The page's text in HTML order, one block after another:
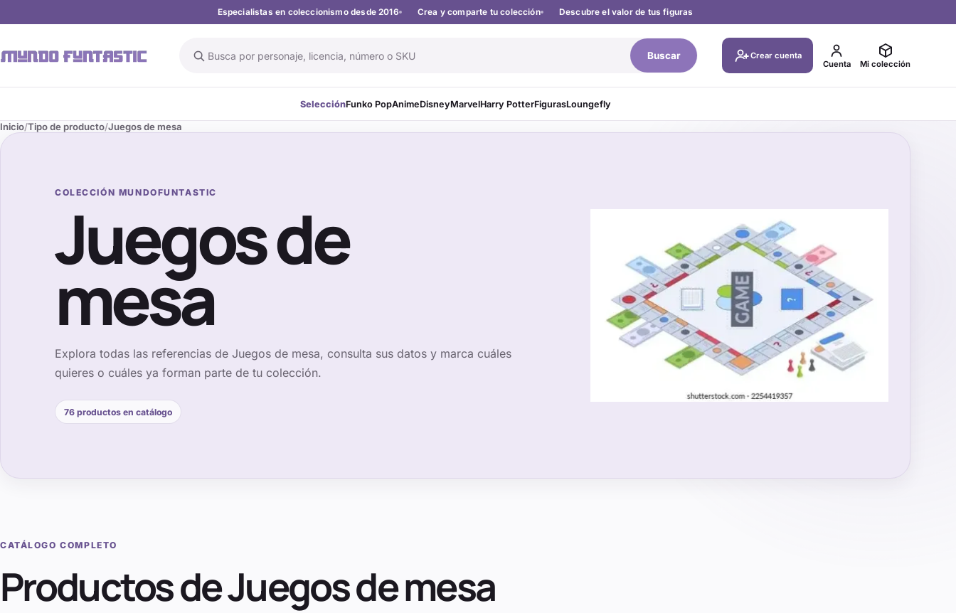
Especialistas en coleccionismo desde 2016 Crea y comparte tu colección Descubre el valor de tus figuras
Buscar en el catálogo Buscar
Crear cuenta
Cuenta
Mi colección
SelecciónFunko PopAnimeDisneyMarvelHarry PotterFigurasLoungefly
Inicio Tipo de producto Juegos de mesa
COLECCIÓN MUNDOFUNTASTIC
Juegos de
mesa
Explora todas las referencias de Juegos de mesa, consulta sus datos y marca cuáles
quieres o cuáles ya forman parte de tu colección.
76 productos en catálogo
CATÁLOGO COMPLETO
Productos deJuegos de mesa